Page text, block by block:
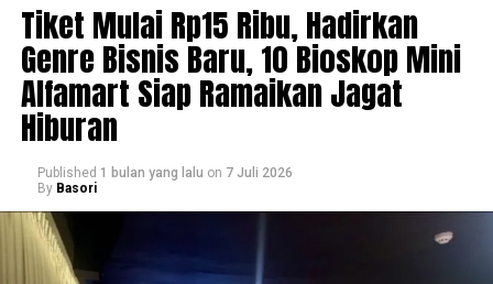
Tiket Mulai Rp15 Ribu, Hadirkan
Genre Bisnis Baru, 10 Bioskop Mini
Alfamart Siap Ramaikan Jagat
Hiburan
Published 1 bulan yang lalu on 7 Juli 2026
By Basori